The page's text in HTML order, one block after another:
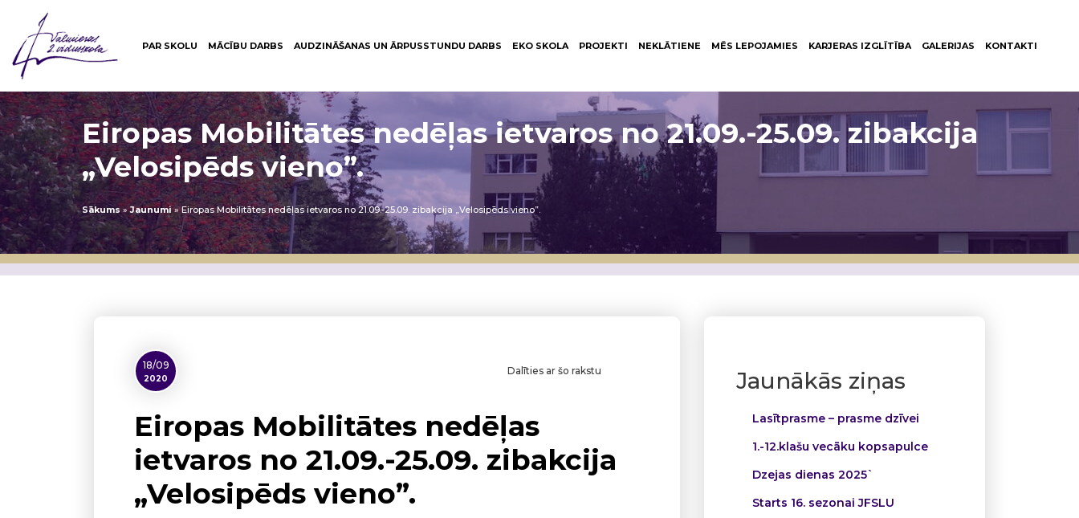
PAR SKOLU MĀCĪBU DARBS AUDZINĀŠANAS UN ĀRPUSSTUNDU DARBS EKO SKOLA PROJEKTI NEKLĀTIENE MĒS LEPOJAMIES KARJERAS IZGLĪTĪBA GALERIJAS KONTAKTI
Eiropas Mobilitātes nedēļas ietvaros no 21.09.-25.09. zibakcija
„Velosipēds vieno”.
Sākums»Jaunumi»Eiropas Mobilitātes nedēļas ietvaros no 21.09.-25.09. zibakcija „Velosipēds vieno”.
Jaunākās ziņas
Lasītprasme – prasme dzīvei
1.-12.klašu vecāku kopsapulce
Dzejas dienas 2025`
Starts 16. sezonai JFSLU
18/09
2020
Dalīties ar šo rakstu
Eiropas Mobilitātes nedēļas
ietvaros no 21.09.-25.09. zibakcija
„Velosipēds vieno”.